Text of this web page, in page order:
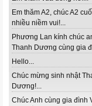
Em thăm A2, chúc A2
nhiều niềm vui!...
Phương Lan kính chúc
Thanh Dương cùng gia
Hello...
Chúc mừng sinh nhật
Dương!...
Chúc Anh cùng gia đình